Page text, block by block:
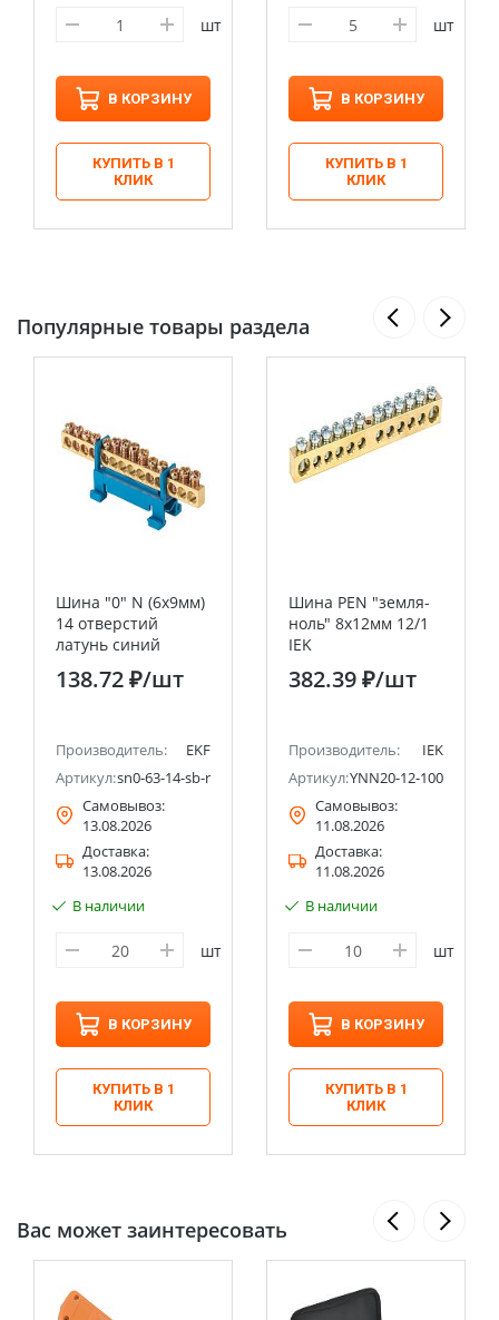
шт
В КОРЗИНУ
КУПИТЬ В 1
КЛИК
шт
В КОРЗИНУ
КУПИТЬ В 1
КЛИК
Популярные товары раздела
Шина "0" N (6х9мм)
14 отверстий
латунь синий
изолятор тип
"Стойка" на DIN-
138.72 ₽/шт
Производитель:
EKF
Артикул:sn0-63-14-sb-r
Самовывоз:
13.08.2026
Доставка:
13.08.2026
В наличии
шт
В КОРЗИНУ
КУПИТЬ В 1
КЛИК
Шина PEN "земля-
ноль" 8х12мм 12/1
IEK
382.39 ₽/шт
Производитель:
IEK
Артикул:YNN20-12-100
Самовывоз:
11.08.2026
Доставка:
11.08.2026
В наличии
шт
В КОРЗИНУ
КУПИТЬ В 1
КЛИК
Вас может заинтересовать